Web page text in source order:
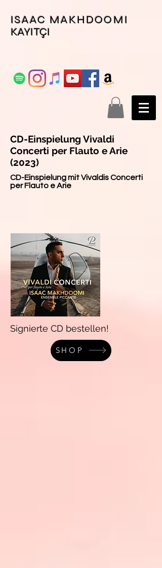
ISAAC MAKHDOOMI
KAYITÇI
CD-Einspielung Vivaldi
Concerti per Flauto e Arie
(2023)
CD-Einspielung mit Vivaldis Concerti
per Flauto e Arie
Signierte CD bestellen!
SHOP